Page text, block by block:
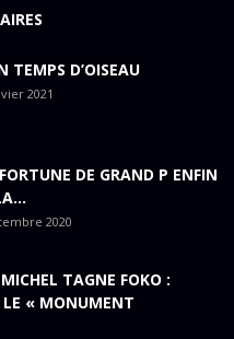
TEMPS D’OISEAU
2021
DE GRAND P ENFIN
2020
TAGNE FOKO :
LE « MONUMENT